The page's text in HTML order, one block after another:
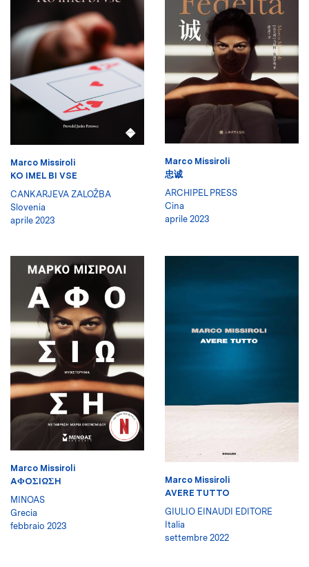
Marco Missiroli
KO IMEL BI VSE
CANKARJEVA ZALOŽBA
Slovenia
aprile 2023
Marco Missiroli
忠诚
ARCHIPEL PRESS
Cina
aprile 2023
Marco Missiroli
AΦOΣIΩΣH
MINOAS
Grecia
febbraio 2023
Marco Missiroli
AVERE TUTTO
GIULIO EINAUDI EDITORE
Italia
settembre 2022